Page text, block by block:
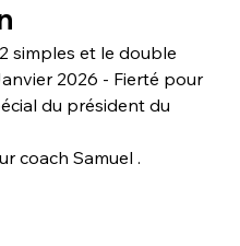
simples et le double
2026 - Fierté pour
du président du
coach Samuel .